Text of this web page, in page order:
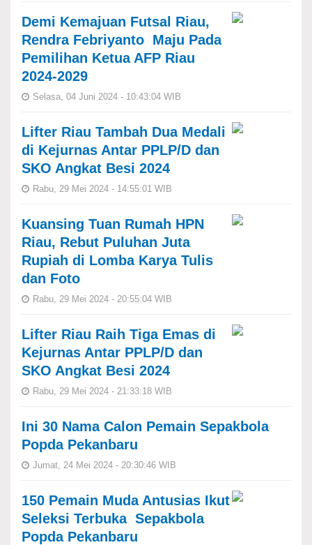
Demi Kemajuan Futsal Riau,
Rendra Febriyanto Maju Pada
Pemilihan Ketua AFP Riau
2024-2029
Selasa, 04 Juni 2024 - 10:43:04 WIB
Lifter Riau Tambah Dua Medali
di Kejurnas Antar PPLP/D dan
SKO Angkat Besi 2024
Rabu, 29 Mei 2024 - 14:55:01 WIB
Kuansing Tuan Rumah HPN
Riau, Rebut Puluhan Juta
Rupiah di Lomba Karya Tulis
dan Foto
Rabu, 29 Mei 2024 - 20:55:04 WIB
Lifter Riau Raih Tiga Emas di
Kejurnas Antar PPLP/D dan
SKO Angkat Besi 2024
Rabu, 29 Mei 2024 - 21:33:18 WIB
Ini 30 Nama Calon Pemain Sepakbola
Popda Pekanbaru
Jumat, 24 Mei 2024 - 20:30:46 WIB
150 Pemain Muda Antusias Ikut
Seleksi Terbuka Sepakbola
Popda Pekanbaru